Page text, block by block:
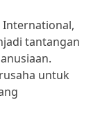
International,
tantangan
untuk